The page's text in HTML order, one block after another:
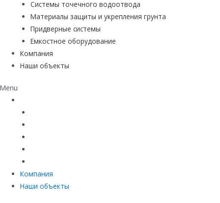
Системы точечного водоотвода
Материалы защиты и укрепления грунта
Придверные системы
Емкостное оборудование
Компания
Наши объекты
Menu
Компания
Наши объекты